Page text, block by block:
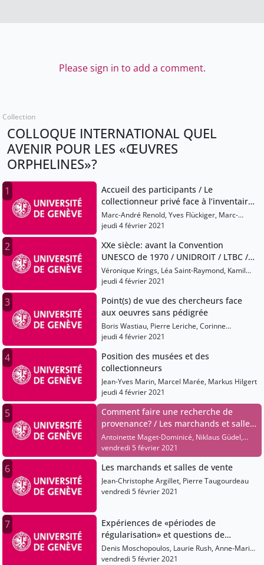
Please sign in to add a comment.
Collection
COLLOQUE INTERNATIONAL QUEL
AVENIR POUR LES «ŒUVRES
ORPHELINES»?
1
Accueil des participants / Le
collectionneur privé face à l’inventaire
et aux archives
Marc-André Renold, Yves Flückiger, Marc-
André Haldimann, Jean Claude Gandur, Sami
Cécile Colonna
jeudi 4 février 2021
2
XXe siècle: avant la Convention
UNESCO de 1970 / UNIDROIT / LTBC /
l’évolution du droit sur les questions
de provenance
Véronique Krings, Léa Saint-Raymond, Kamil
Zeidler
jeudi 4 février 2021
3
Point(s) de vue des chercheurs face
aux oeuvres sans pédigrée
Boris Wastiau, Pierre Leriche, Corinne
Herschkovich
jeudi 4 février 2021
4
Position des musées et des
collectionneurs
Jean-Yves Marin, Marcel Marée, Markus Hilgert
jeudi 4 février 2021
5
Comment faire une recherche de
provenance? / Les marchands et salles
de vente
Antoinette Maget-Dominicé, Niklaus Güdel,
Anna Zielinski, Anthony Meyer
vendredi 5 février 2021
6 Les marchands et salles de vente
Jean-Christophe Argillet, Pierre Taugourdeau
vendredi 5 février 2021
7
Expériences de «périodes de
régularisation» et questions de
patrimonialisation
Denis Moschopoulos, Laurie Rush, Anne-Marie
Afeiche, Apolline Sans
vendredi 5 février 2021